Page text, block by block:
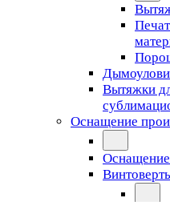
Вытяжки
Оснащение
Оснащение